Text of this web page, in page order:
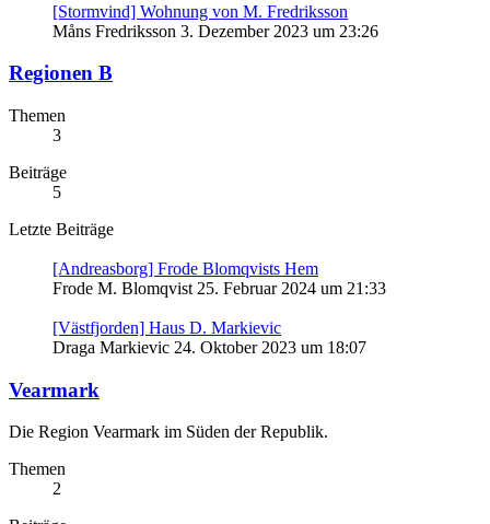
[Stormvind] Wohnung von M. Fredriksson
Måns Fredriksson 3. Dezember 2023 um 23:26
Regionen B
Themen
3
Beiträge
5
Letzte Beiträge
[Andreasborg] Frode Blomqvists Hem
Frode M. Blomqvist 25. Februar 2024 um 21:33
[Västfjorden] Haus D. Markievic
Draga Markievic 24. Oktober 2023 um 18:07
Vearmark
Die Region Vearmark im Süden der Republik.
Themen
2